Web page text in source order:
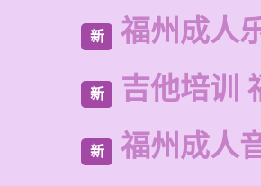
新 福州成人
新 吉他培训
新 福州成人